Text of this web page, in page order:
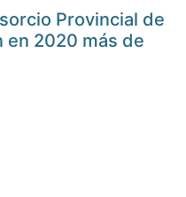
Provincial de
en 2020 más de